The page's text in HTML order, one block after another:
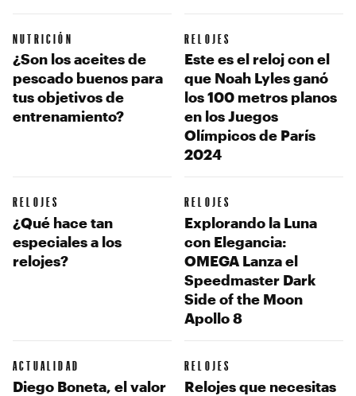
NUTRICIÓN
¿Son los aceites de
pescado buenos para
tus objetivos de
entrenamiento?
RELOJES
Este es el reloj con el
que Noah Lyles ganó
los 100 metros planos
en los Juegos
Olímpicos de París
2024
RELOJES
¿Qué hace tan
especiales a los
relojes?
RELOJES
Explorando la Luna
con Elegancia:
OMEGA Lanza el
Speedmaster Dark
Side of the Moon
Apollo 8
ACTUALIDAD
Diego Boneta, el valor
RELOJES
Relojes que necesitas